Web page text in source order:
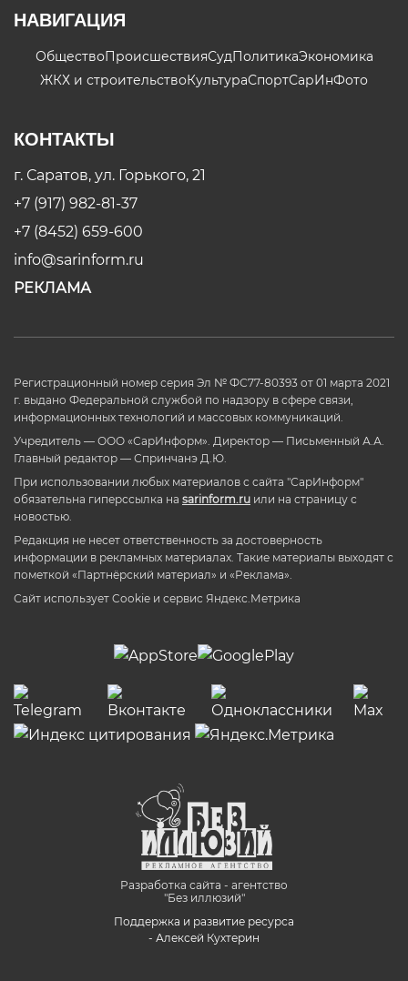
НАВИГАЦИЯ
ОбществоПроисшествияСудПолитикаЭкономика
ЖКХ и строительствоКультураСпортСарИнФото
КОНТАКТЫ
г. Саратов, ул. Горького, 21
+7 (917) 982-81-37
+7 (8452) 659-600
info@sarinform.ru
РЕКЛАМА
Регистрационный номер серия Эл № ФС77-80393 от 01 марта 2021
г. выдано Федеральной службой по надзору в сфере связи,
информационных технологий и массовых коммуникаций.
Учредитель — ООО «СарИнформ». Директор — Письменный А.А.
Главный редактор — Спринчанэ Д.Ю.
При использовании любых материалов с сайта "СарИнформ"
обязательна гиперссылка на sarinform.ru или на страницу с
новостью.
Редакция не несет ответственность за достоверность
информации в рекламных материалах. Такие материалы выходят с
пометкой «Партнёрский материал» и «Реклама».
Сайт использует Cookie и сервиc Яндекс.Метрика
Разработка сайта - агентство
"Без иллюзий"
Поддержка и развитие ресурса
- Алексей Кухтерин